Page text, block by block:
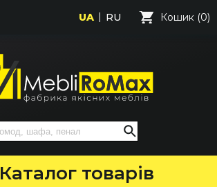
UA RU Кошик (0)
Каталог товарів